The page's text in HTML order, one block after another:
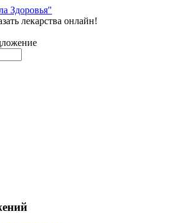
лекарства онлайн!